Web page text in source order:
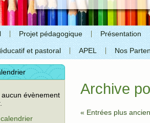
Projet pédagogique Présentation
et pastoral APEL Nos
aucun évènement
Archive
« Entrées plus